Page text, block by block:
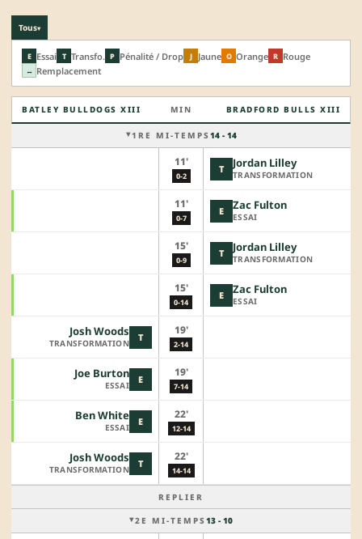
Tous▾
E Essai T Transfo. P Pénalité / Drop J Jaune O Orange R Rouge
↔ Remplacement
BATLEY BULLDOGS XIII MIN BRADFORD BULLS XIII
1RE MI-TEMPS 14 - 14
11'
0-2
T Jordan Lilley
TRANSFORMATION
11'
0-7
E Zac Fulton
ESSAI
15'
0-9
T Jordan Lilley
TRANSFORMATION
15'
0-14
E Zac Fulton
ESSAI
T
Josh Woods
TRANSFORMATION
19'
2-14
E
Joe Burton
ESSAI
19'
7-14
E
Ben White
ESSAI
22'
12-14
T
Josh Woods
TRANSFORMATION
22'
14-14
REPLIER
2E MI-TEMPS 13 - 10